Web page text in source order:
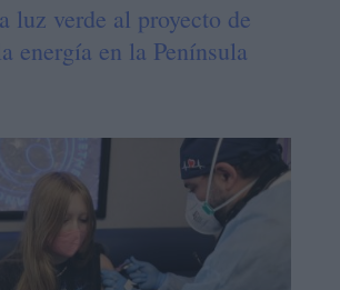
luz verde al proyecto de
energía en la Península